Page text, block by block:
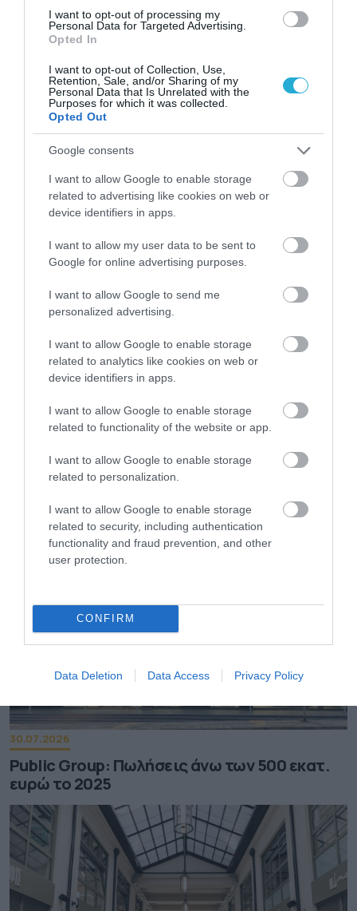
I want to opt-out of processing my
Personal Data for Targeted Advertising.
Opted In
I want to opt-out of Collection, Use,
Retention, Sale, and/or Sharing of my
Personal Data that Is Unrelated with the
Purposes for which it was collected.
Opted Out
Google consents
I want to allow Google to enable storage
related to advertising like cookies on web or
device identifiers in apps.
I want to allow my user data to be sent to
Google for online advertising purposes.
I want to allow Google to send me
personalized advertising.
I want to allow Google to enable storage
related to analytics like cookies on web or
device identifiers in apps.
I want to allow Google to enable storage
related to functionality of the website or app.
I want to allow Google to enable storage
related to personalization.
I want to allow Google to enable storage
related to security, including authentication
functionality and fraud prevention, and other
user protection.
CONFIRM
Data Deletion Data Access Privacy Policy
Λιανεμπόριο: Οι «κερδισμένοι» των
πωλήσεων πριν από την έναρξη του
31.07.2026
του πρώτου μήνα
30.07.2026
Public Group: Πωλήσεις άνω των 500 εκατ.
ευρώ το 2025